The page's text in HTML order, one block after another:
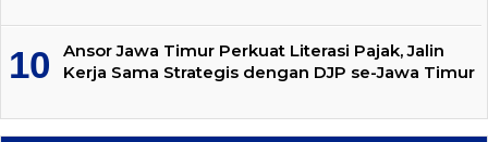
Ansor Jawa Timur Perkuat Literasi Pajak, Jalin
Kerja Sama Strategis dengan DJP se-Jawa Timur